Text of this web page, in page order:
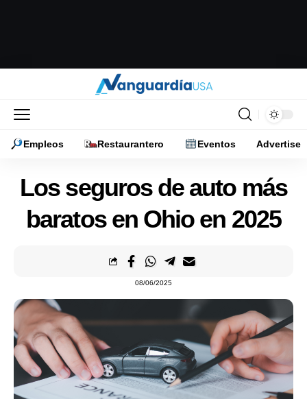
Empleos Restaurantero Eventos Advertise
Los seguros de auto más
baratos en Ohio en 2025
08/06/2025